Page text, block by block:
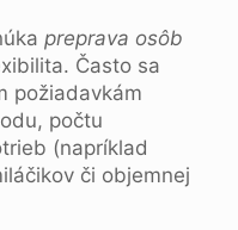
preprava osôb
Často sa
požiadavkám
počtu
(napríklad
či objemnej